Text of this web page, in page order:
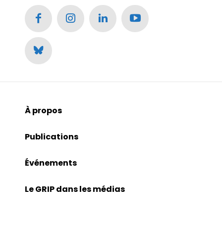
À propos
Publications
Événements
Le GRIP dans les médias